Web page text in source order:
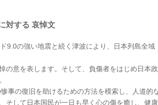
対する 哀悼文
9.0の強い地震と続く津波により、日本列島全域
の意を表します。そして、負傷者をはじめ日本政
事の復旧を助けるための方法を模索し、人道的
そして日本国民が一日も早く心の傷を癒し、健康